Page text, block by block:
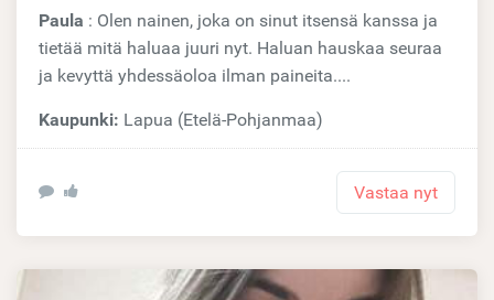
Paula : Olen nainen, joka on sinut itsensä kanssa ja
tietää mitä haluaa juuri nyt. Haluan hauskaa seuraa
ja kevyttä yhdessäoloa ilman paineita....
Kaupunki: Lapua (Etelä-Pohjanmaa)
Vastaa nyt